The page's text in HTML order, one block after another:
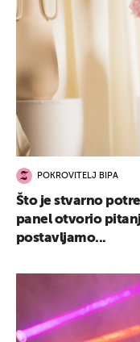
POKROVITELJ BIPA
Što je stvarno
panel otvorio
postavljamo...